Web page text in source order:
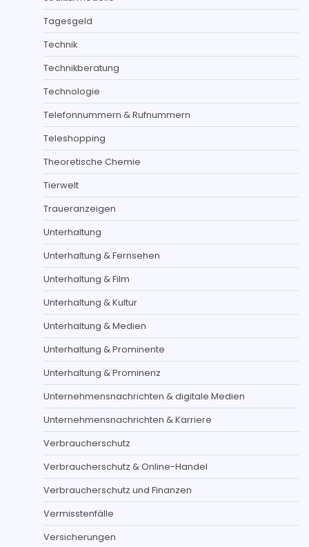
Tagesgeld
Technik
Technikberatung
Technologie
Telefonnummern & Rufnummern
Teleshopping
Theoretische Chemie
Tierwelt
Traueranzeigen
Unterhaltung
Unterhaltung & Fernsehen
Unterhaltung & Film
Unterhaltung & Kultur
Unterhaltung & Medien
Unterhaltung & Prominente
Unterhaltung & Prominenz
Unternehmensnachrichten & digitale Medien
Unternehmensnachrichten & Karriere
Verbraucherschutz
Verbraucherschutz & Online-Handel
Verbraucherschutz und Finanzen
Vermisstenfälle
Versicherungen